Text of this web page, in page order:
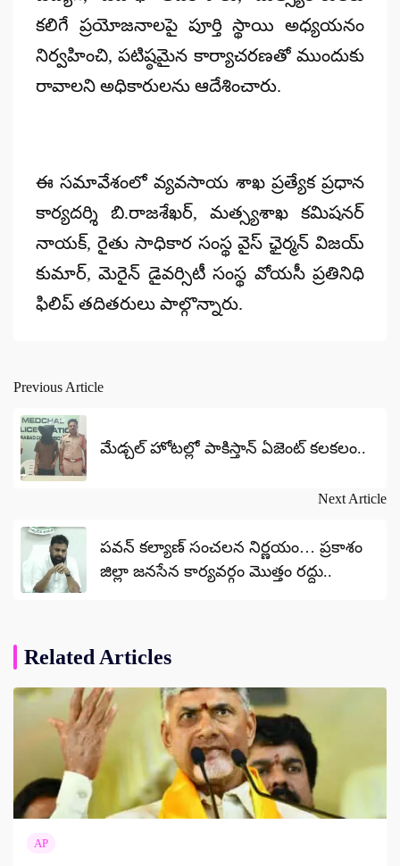
కలిగే ప్రయోజనాలపై పూర్తి స్థాయి అధ్యయనం
నిర్వహించి, పటిష్ఠమైన కార్యాచరణతో ముందుకు
రావాలని అధికారులను ఆదేశించారు.
ఈ సమావేశంలో వ్యవసాయ శాఖ ప్రత్యేక ప్రధాన
కార్యదర్శి బి.రాజశేఖర్, మత్స్యశాఖ కమిషనర్
నాయక్, రైతు సాధికార సంస్థ వైస్ ఛైర్మన్ విజయ్
కుమార్, మెరైన్ డైవర్సిటీ సంస్థ వోయసీ ప్రతినిధి
ఫిలిప్ తదితరులు పాల్గొన్నారు.
Post
navigation
Previous Article
మేడ్చల్ హోటల్లో పాకిస్తాన్ ఏజెంట్ కలకలం..
Next Article
పవన్ కల్యాణ్ సంచలన నిర్ణయం… ప్రకాశం
జిల్లా జనసేన కార్యవర్గం మొత్తం రద్దు..
Related Articles
AP